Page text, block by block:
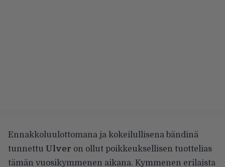
Ennakkoluulottomana ja kokeilullisena bändinä
tunnettu Ulver on ollut poikkeuksellisen tuottelias
tämän vuosikymmenen aikana. Kymmenen erilaista